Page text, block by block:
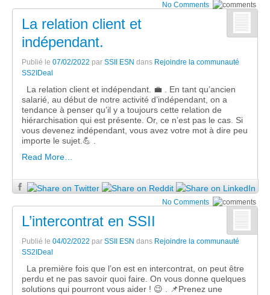
No Comments
La relation client et
indépendant.
Publié le 07/02/2022 par SSII ESN dans Rejoindre la communauté
SS2IDeal
La relation client et indépendant. 💼 . En tant qu’ancien
salarié, au début de notre activité d’indépendant, on a
tendance à penser qu’il y a toujours cette relation de
hiérarchisation qui est présente. Or, ce n’est pas le cas. Si
vous devenez indépendant, vous avez votre mot à dire peu
importe le sujet.💪 .
Read More…
No Comments
L’intercontrat en SSII
Publié le 04/02/2022 par SSII ESN dans Rejoindre la communauté
SS2IDeal
La première fois que l’on est en intercontrat, on peut être
perdu et ne pas savoir quoi faire. On vous donne quelques
solutions qui pourront vous aider ! 😉 . 📌Prenez une